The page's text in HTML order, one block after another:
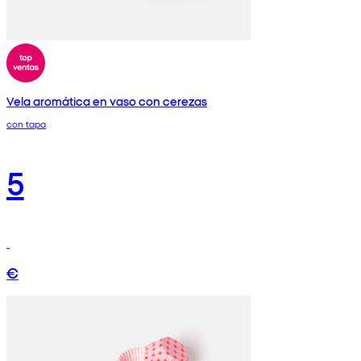
Vela aromática en vaso con cerezas
con tapa
5
€